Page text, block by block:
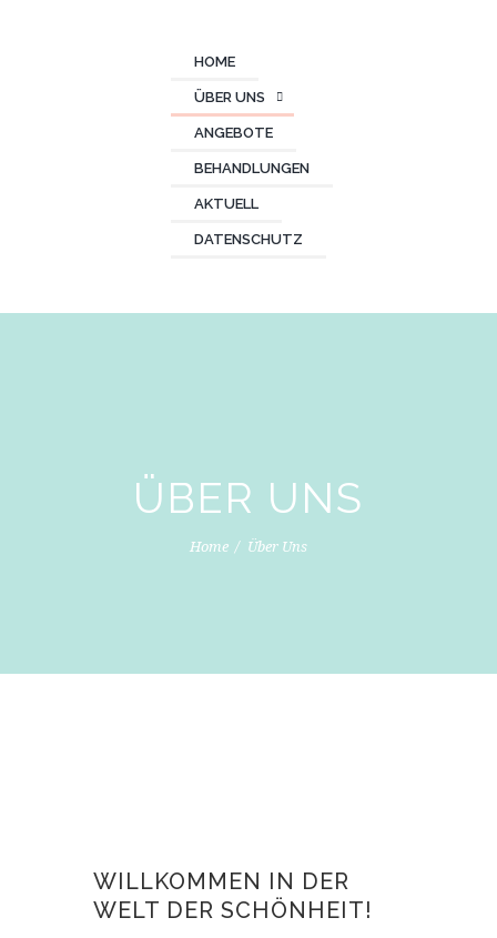
HOME
ÜBER UNS
ANGEBOTE
BEHANDLUNGEN
AKTUELL
DATENSCHUTZ
ÜBER UNS
Home Über Uns
WILLKOMMEN IN DER
WELT DER SCHÖNHEIT!